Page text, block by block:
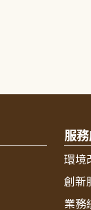
服
環境
創新
業務